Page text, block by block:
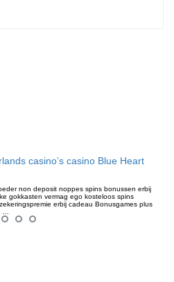
casino’s casino Blue Heart
non deposit noppes spins bonussen erbij
gokkasten vermag ego kosteloos spins
erbij cadeau Bonusgames plus
…